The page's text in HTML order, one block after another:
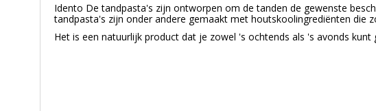
Idento De tandpasta's zijn ontworpen om de tanden de gewenste
tandpasta's zijn onder andere gemaakt met houtskoolingrediënten die
Het is een natuurlijk product dat je zowel 's ochtends als 's avonds kunt